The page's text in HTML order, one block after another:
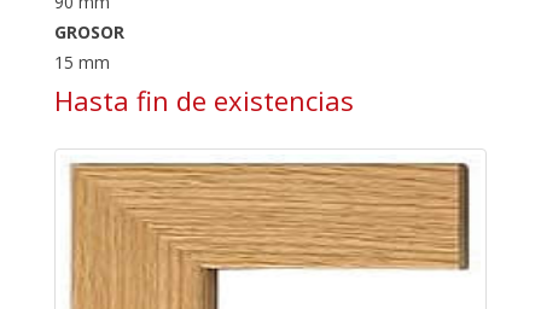
GROSOR
15 mm
Hasta fin de existencias